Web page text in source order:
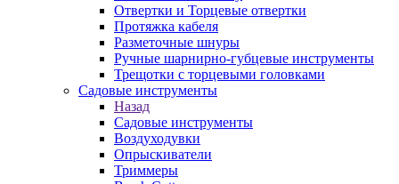
Отвертки и Торцевые отвертки
Протяжка кабеля
Разметочные шнуры
Ручные шарнирно-губцевые инструменты
Трещотки с торцевыми головками
Садовые инструменты
Назад
Садовые инструменты
Воздуходувки
Опрыскиватели
Триммеры